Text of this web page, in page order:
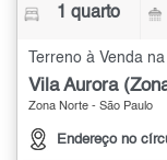
1 quarto
Vila Aurora
Zona Norte - São Paulo
Endereço no